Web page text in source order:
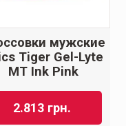
мужские
Tiger Gel-Lyte
MT Ink Pink
2.813 грн.